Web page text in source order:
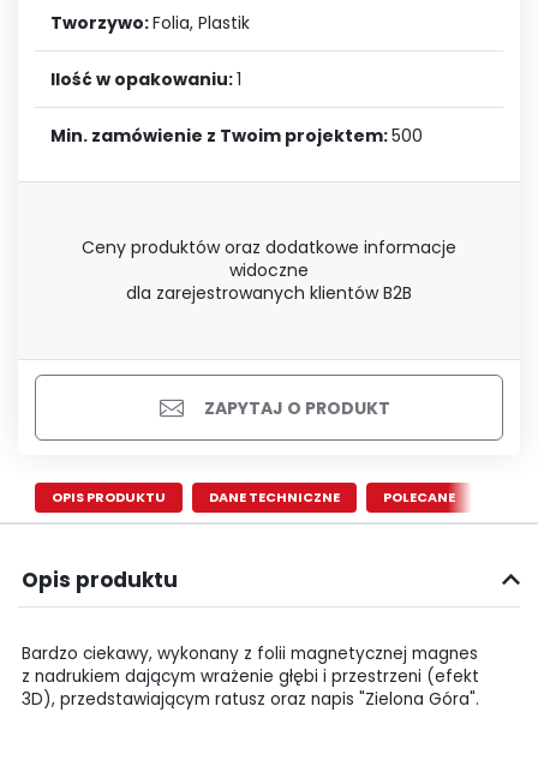
Tworzywo:Folia, Plastik
Ilość w opakowaniu:1
Min. zamówienie z Twoim projektem:500
Ceny produktów oraz dodatkowe informacje
widoczne
dla zarejestrowanych klientów B2B
ZAPYTAJ O PRODUKT
OPIS PRODUKTU DANE TECHNICZNE POLECANE
Opis produktu
Bardzo ciekawy, wykonany z folii magnetycznej magnes
z nadrukiem dającym wrażenie głębi i przestrzeni (efekt
3D), przedstawiającym ratusz oraz napis "Zielona Góra".